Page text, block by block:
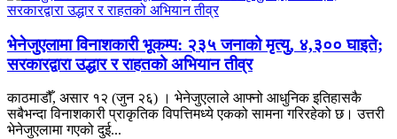
भेनेजुएलामा विनाशकारी भूकम्प: २३५ जनाको मृत्यु, ४,३०० घाइते;
सरकारद्वारा उद्धार र राहतको अभियान तीव्र
काठमाडौँ, असार १२ (जुन २६) । भेनेजुएलाले आफ्नो आधुनिक इतिहासकै
सबैभन्दा विनाशकारी प्राकृतिक विपत्तिमध्ये एकको सामना गरिरहेको छ। उत्तरी
भेनेजुएलामा गएको दुई...